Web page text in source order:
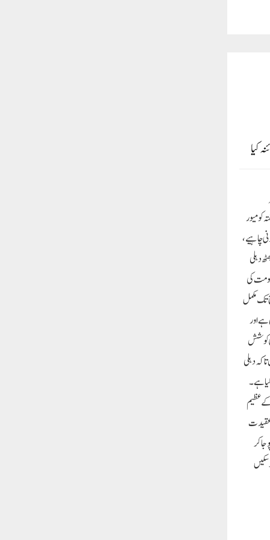
کیا
کو میور
چاہیے،
دہلی
کی
تک مکمل
اور
کوشش
سے زیادہ گھاٹ تیار کیے ہیں تاکہ دہلی
ہے۔
عظیم
عقیدت
ساتھ پوجا کر
کر سکیں